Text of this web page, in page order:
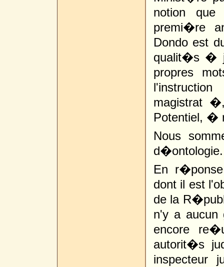
notion
premi�re
Dondo est
qualit�s �
propres
magistrat
Potentiel, �
Nous
En
dont il est
de la
n'y a aucun
encore
autorit�s